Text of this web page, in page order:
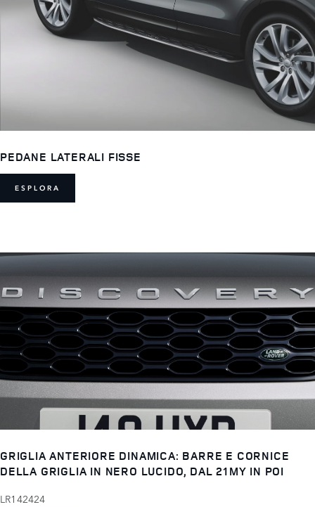
PEDANE LATERALI FISSE
ESPLORA
GRIGLIA ANTERIORE DINAMICA: BARRE E CORNICE
DELLA GRIGLIA IN NERO LUCIDO, DAL 21MY IN POI
LR142424